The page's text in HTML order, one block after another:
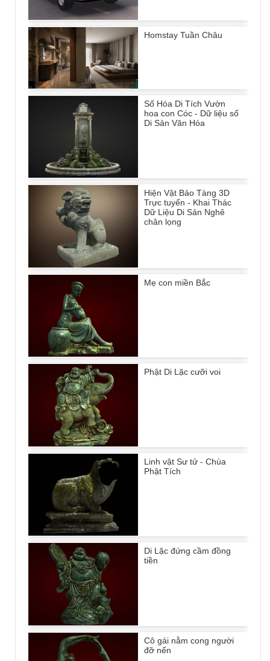
Homstay Tuần Châu
Số Hóa Di Tích Vườn
hoa con Cóc - Dữ liệu số
Di Sản Văn Hóa
Hiện Vật Bảo Tàng 3D
Trực tuyến - Khai Thác
Dữ Liệu Di Sản Nghê
chân lọng
Mẹ con miền Bắc
Phật Di Lặc cưỡi voi
Linh vật Sư tử - Chùa
Phật Tích
Di Lặc đứng cầm đồng
tiền
Cô gái nằm cong người
đỡ nến